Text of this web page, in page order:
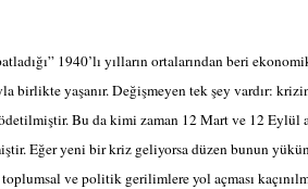
1940’lı yılların ortalarından beri
birlikte yaşanır. Değişmeyen tek şey vardır:
Bu da kimi zaman 12 Mart ve 12 Eylül
Eğer yeni bir kriz geliyorsa düzen bunun
ve politik gerilimlere yol açması